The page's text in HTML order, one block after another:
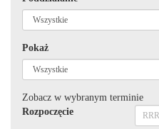
Pokaż
Zobacz w wybranym terminie
Rozpoczęcie